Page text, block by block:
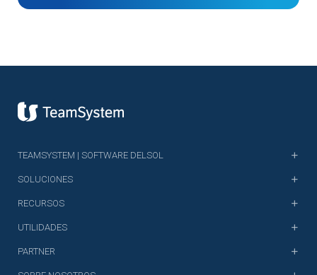
TEAMSYSTEM | SOFTWARE DELSOL
SOLUCIONES
RECURSOS
UTILIDADES
PARTNER